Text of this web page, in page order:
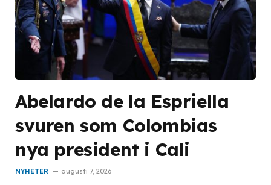
Abelardo de la Espriella
svuren som Colombias
nya president i Cali
NYHETER augusti 7, 2026